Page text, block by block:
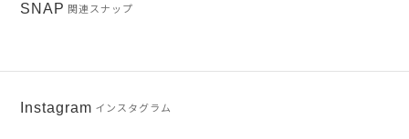
SNAP 関連スナップ
Instagram インスタグラム